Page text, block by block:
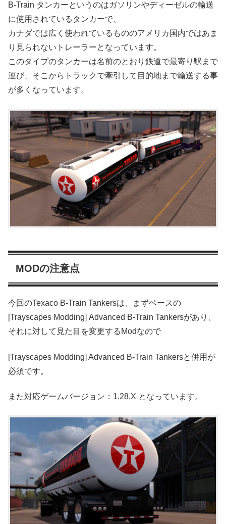
ィーゼルの輸送に使用されているタンカーで、カナ...
B-Train タンカーというのはガソリンやディーゼルの輸送
に使用されているタンカーで、
カナダでは広く使われているもののアメリカ国内ではあま
り見られないトレーラーとなっています。
このタイプのタンカーは名前のとおり鉄道で最寄り駅まで
運び、そこからトラックで牽引して目的地まで輸送する事
が多くなっています。
MODの注意点
今回のTexaco B-Train Tankersは、まずベースの
[Trayscapes Modding] Advanced B-Train Tankersがあり、
それに対して見た目を変更するModなので
[Trayscapes Modding] Advanced B-Train Tankersと併用が
必須です。
また対応ゲームバージョン：1.28.X となっています。